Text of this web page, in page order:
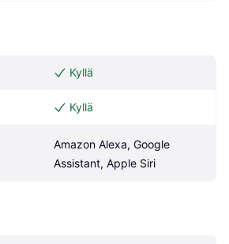
Kyllä
Kyllä
Amazon Alexa, Google
Assistant, Apple Siri